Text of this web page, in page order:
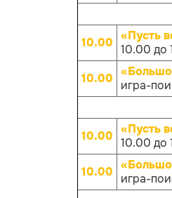
10.00 «Пусть
10.00 до
10.00
игра-
10.00 «Пусть
10.00 до
10.00
игра-